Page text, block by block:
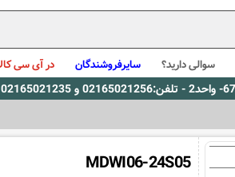
سوالی دارید؟ سایرفروشندگان در آی سی
MDWI06-24S05